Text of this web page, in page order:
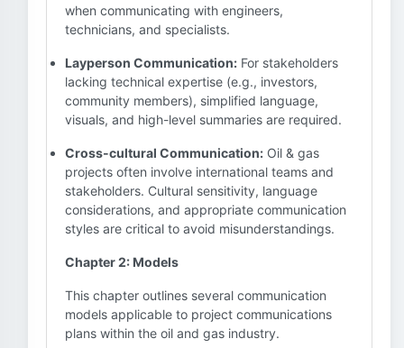
when communicating with engineers,
technicians, and specialists.
Layperson Communication: For stakeholders
lacking technical expertise (e.g., investors,
community members), simplified language,
visuals, and high-level summaries are required.
Cross-cultural Communication: Oil & gas
projects often involve international teams and
stakeholders. Cultural sensitivity, language
considerations, and appropriate communication
styles are critical to avoid misunderstandings.
Chapter 2: Models
This chapter outlines several communication
models applicable to project communications
plans within the oil and gas industry.